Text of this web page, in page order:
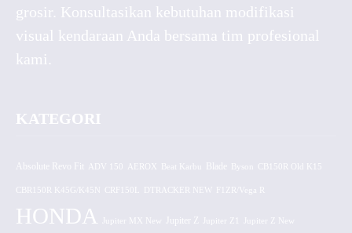
grosir. Konsultasikan kebutuhan modifikasi
visual kendaraan Anda bersama tim profesional
kami.
KATEGORI
Absolute Revo Fit ADV 150 AEROX CB150R Old K15
CBR150R K45G/K45N CRF150L DTRACKER NEW F1ZR/Vega R
HONDA Jupiter MX New Jupiter Z Jupiter Z1 Jupiter Z New